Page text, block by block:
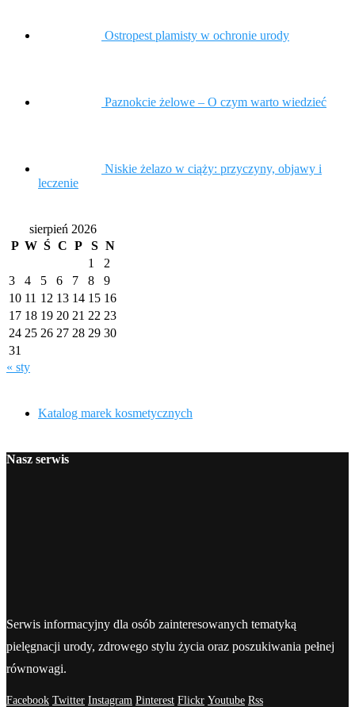
Ostropest plamisty w ochronie urody
Paznokcie żelowe – O czym warto wiedzieć
Niskie żelazo w ciąży: przyczyny, objawy i
leczenie
sierpień 2026
P W Ś C P S N
1
2
3
4 5 6 7 8
9
10 11 12 13 14 15 16
17 18 19 20 21 22 23
24 25 26 27 28 29 30
31
« sty
Katalog marek kosmetycznych
Nasz serwis
Serwis informacyjny dla osób zainteresowanych tematyką
pielęgnacji urody, zdrowego stylu życia oraz poszukiwania pełnej
równowagi.
Facebook Twitter Instagram Pinterest Flickr Youtube Rss